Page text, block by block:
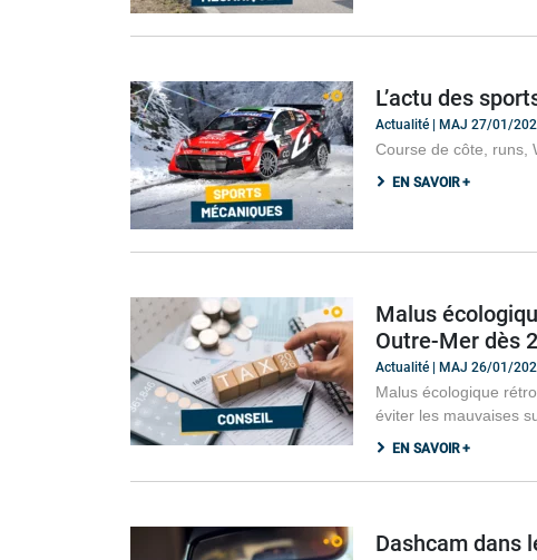
L’actu des
Actualité | MAJ 27/01/
Course de côte, runs,
EN SAVOIR +
Malus
Outre-Mer dès
Actualité | MAJ 26/01/
Malus écologique
éviter les mauvaises
EN SAVOIR +
Dashcam dans